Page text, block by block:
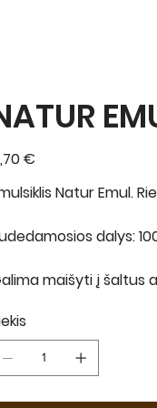
€
Natur Emul.
dalys:
maišyti į šaltus